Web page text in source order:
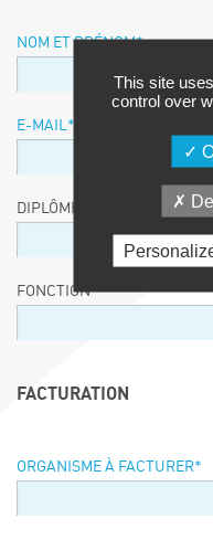
NOM ET PRÉNOM*
E-MAIL *
DIPLÔME / EQUIVALENCE /
FONCTION
FACTURATION
ORGANISME À FACTURER*
This site
control over